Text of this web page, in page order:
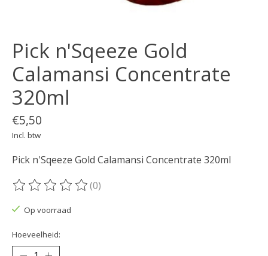
Pick n'Sqeeze Gold
Calamansi Concentrate
320ml
€5,50
Incl. btw
Pick n'Sqeeze Gold Calamansi Concentrate 320ml
De beoordeling van dit product is
(0)
Op voorraad
Hoeveelheid: